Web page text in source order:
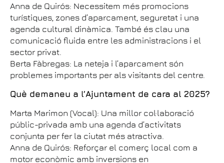
Anna de Quirós: Necessitem més promocions
turístiques, zones d’aparcament, seguretat i una
agenda cultural dinàmica. També és clau una
comunicació fluida entre les administracions i el
sector privat.
Berta Fàbregas: La neteja i l’aparcament són
problemes importants per als visitants del centre.
Què demaneu a l’Ajuntament de cara al 2025?
Marta Marimon (Vocal): Una millor col·laboració
públic-privada amb una agenda d’activitats
conjunta per fer la ciutat més atractiva.
Anna de Quirós: Reforçar el comerç local com a
motor econòmic amb inversions en